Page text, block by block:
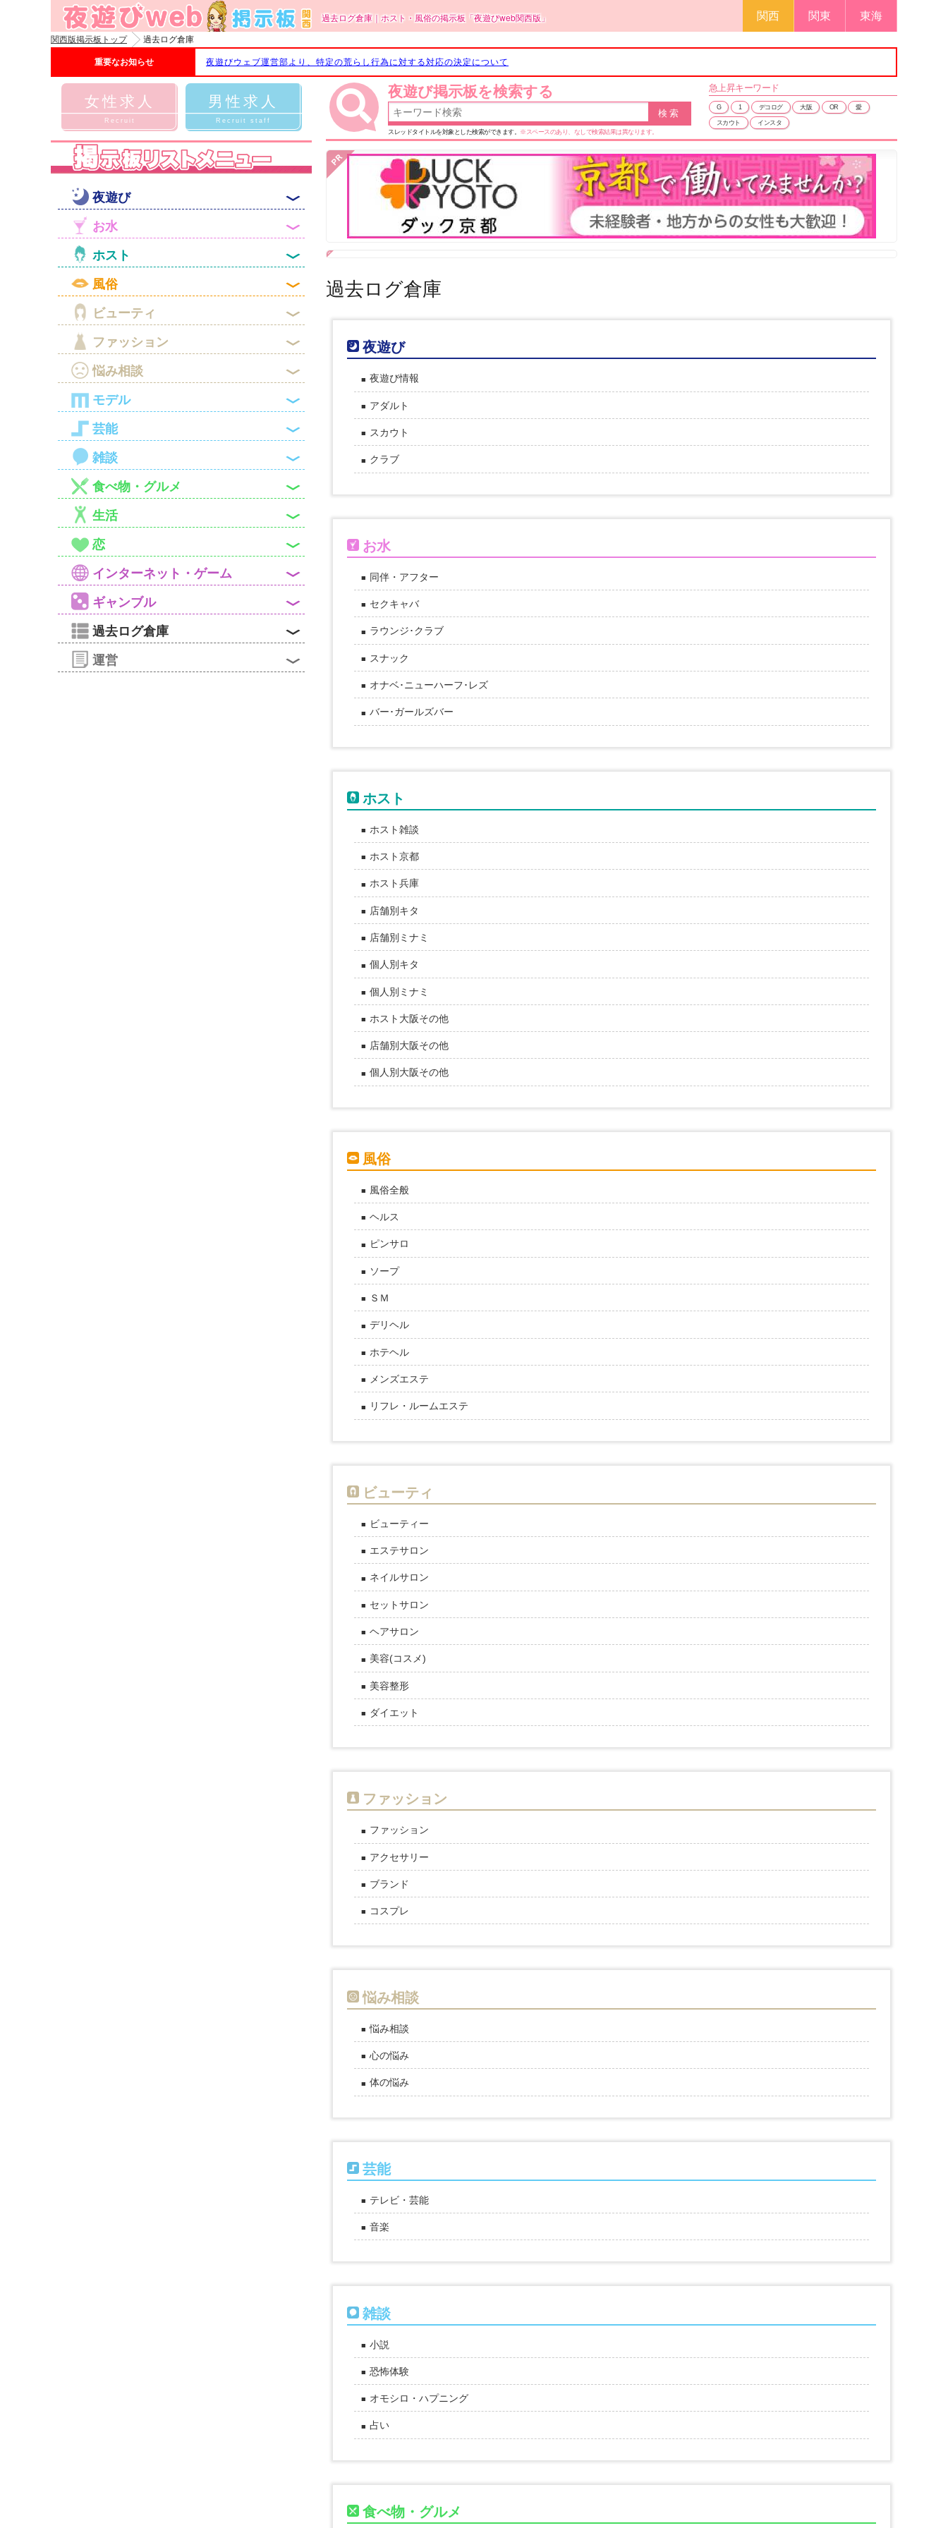
過去ログ倉庫｜ホスト・風俗の掲示板「夜遊びweb関西版」 関西 関東 東海
関西版掲示板トップ 過去ログ倉庫
重要なお知らせ 夜遊びウェブ運営部より、特定の荒らし行為に対する対応の決定について
夜遊び掲示板を検索する
スレッドタイトルを対象とした検索ができます。 ※スペースのあり、なしで検索結果は異なります。
急上昇キーワード
G 1 デコログ 大阪 OR 愛
スカウト インスタ
女性求人
Recruit
男性求人
Recruit staff
夜遊び 
お水 
ホスト 
風俗 
ビューティ 
ファッション 
悩み相談 
モデル 
芸能 
雑談 
食べ物・グルメ 
生活 
恋 
インターネット・ゲーム 
ギャンブル 
過去ログ倉庫 
運営 
過去ログ倉庫
夜遊び
夜遊び情報
アダルト
スカウト
クラブ
お水
同伴・アフター
セクキャバ
ラウンジ･クラブ
スナック
オナベ･ニューハーフ･レズ
バー･ガールズバー
ホスト
ホスト雑談
ホスト京都
ホスト兵庫
店舗別キタ
店舗別ミナミ
個人別キタ
個人別ミナミ
ホスト大阪その他
店舗別大阪その他
個人別大阪その他
風俗
風俗全般
ヘルス
ピンサロ
ソープ
ＳＭ
デリヘル
ホテヘル
メンズエステ
リフレ・ルームエステ
ビューティ
ビューティー
エステサロン
ネイルサロン
セットサロン
ヘアサロン
美容(コスメ)
美容整形
ダイエット
ファッション
ファッション
アクセサリー
ブランド
コスプレ
悩み相談
悩み相談
心の悩み
体の悩み
芸能
テレビ・芸能
音楽
雑談
小説
恐怖体験
オモシロ・ハプニング
占い
食べ物・グルメ